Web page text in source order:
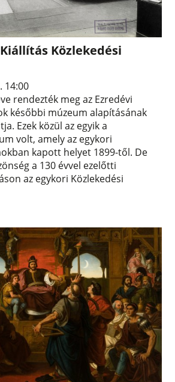
Közlekedési
14:00
rendezték meg az Ezredévi
későbbi múzeum alapításának
Ezek közül az egyik a
volt, amely az egykori
kapott helyet 1899-től. De
a 130 évvel ezelőtti
az egykori Közlekedési